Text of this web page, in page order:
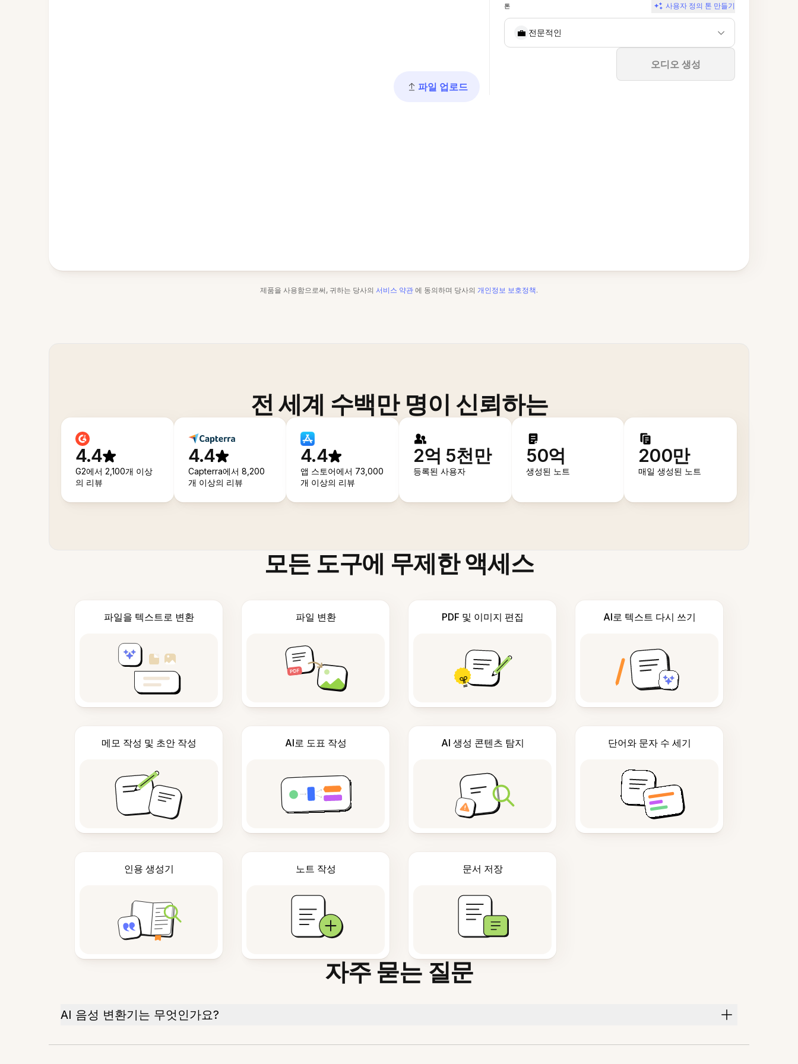
파일 업로드
톤 사용자 정의 톤 만들기
💼 전문적인
오디오 생성
중지
제품을 사용함으로써, 귀하는 당사의 서비스 약관 에 동의하며 당사의 개인정보 보호정책.
전 세계 수백만 명이 신뢰하는
4.4
G2에서 2,100개 이상
의 리뷰
4.4
Capterra에서 8,200
개 이상의 리뷰
4.4
앱 스토어에서 73,000
개 이상의 리뷰
2억 5천만
등록된 사용자
50억
생성된 노트
200만
매일 생성된 노트
모든 도구에 무제한 액세스
파일을 텍스트로 변환 파일 변환 PDF 및 이미지 편집 AI로 텍스트 다시 쓰기
메모 작성 및 초안 작성 AI로 도표 작성 AI 생성 콘텐츠 탐지 단어와 문자 수 세기
인용 생성기 노트 작성 문서 저장
자주 묻는 질문
AI 음성 변환기는 무엇인가요?